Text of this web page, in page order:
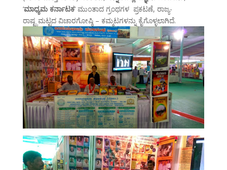
‘ಮಾಧ್ಯಮ ಕರ್ನಾಟಕ‘ ಮುಂತಾದ ಗ್ರಂಥಗಳ ಪ್ರಕಟಣೆ, ರಾಜ್ಯ-
ರಾಷ್ಟ್ರಮಟ್ಟದ ವಿಚಾರಗೋಷ್ಠಿ – ಕಮ್ಮಟಗಳನ್ನು ಕೈಗೊಳ್ಳಲಾಗಿದೆ.